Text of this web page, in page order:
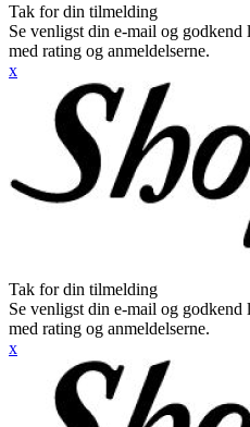
Tak for din tilmelding
Se venligst din e-mail og
med rating og anmeldelserne.
x
Tak for din tilmelding
Se venligst din e-mail og
med rating og anmeldelserne.
x